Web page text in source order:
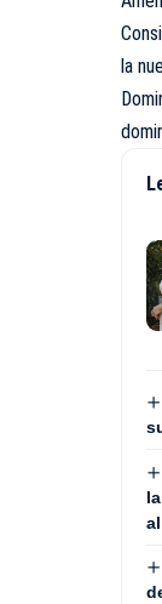
la